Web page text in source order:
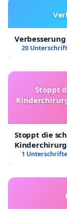
20
Stoppt
Stoppt die
Kinder in
1